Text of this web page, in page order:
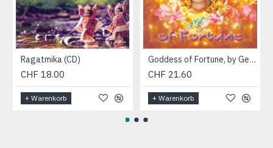
Ragatmika (CD)
CHF 18.00
+ Warenkorb
Goddess of Fortune, by George Harrison (CD)
CHF 21.60
+ Warenkorb